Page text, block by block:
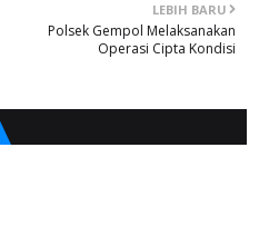
LEBIH BARU
Polsek Gempol Melaksanakan
Operasi Cipta Kondisi